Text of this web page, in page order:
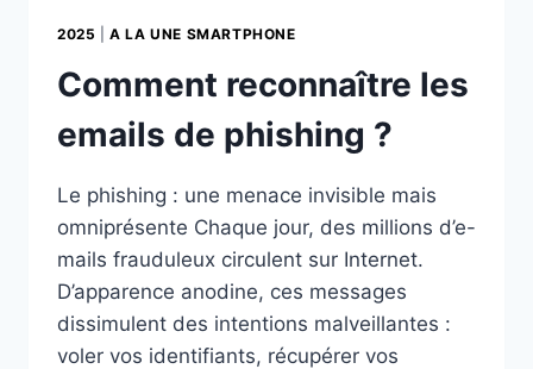
2025 |A LA UNE SMARTPHONE
Comment reconnaître les
emails de phishing ?
Le phishing : une menace invisible mais
omniprésente Chaque jour, des millions d’e-
mails frauduleux circulent sur Internet.
D’apparence anodine, ces messages
dissimulent des intentions malveillantes :
voler vos identifiants, récupérer vos